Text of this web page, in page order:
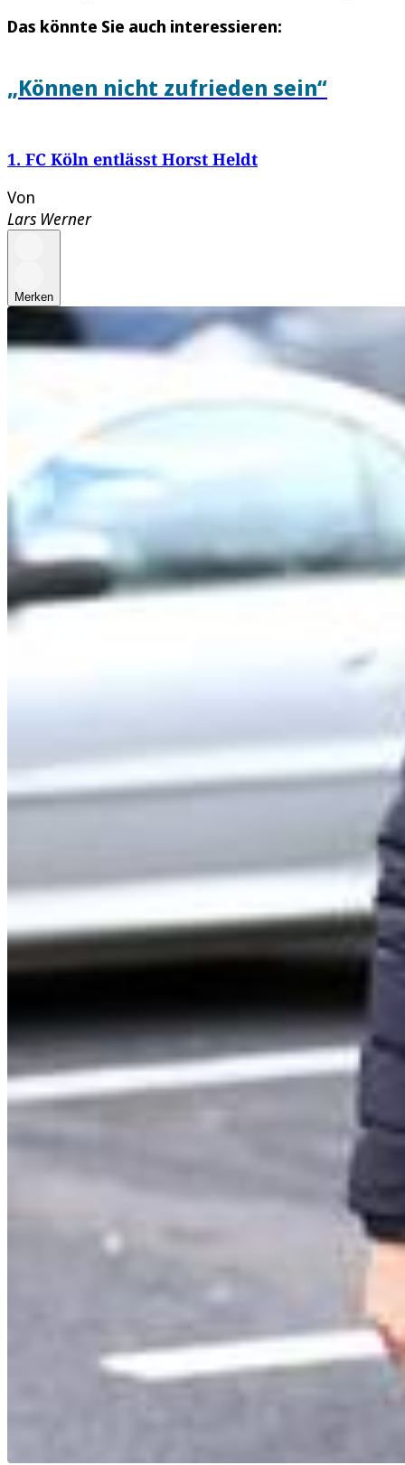
Das könnte Sie auch interessieren:
„Können nicht zufrieden sein“
1. FC Köln entlässt Horst Heldt
Von
Lars Werner
Merken